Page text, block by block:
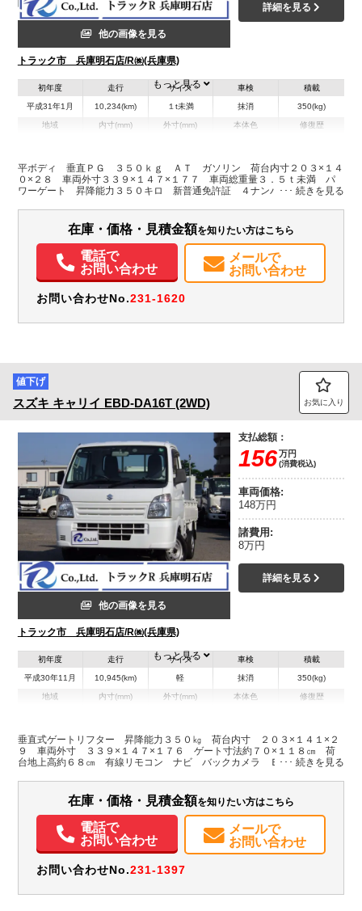
他の画像を見る
トラック市 兵庫明石店/R㈱(兵庫県)
詳細を見る
初年度
平成31年1月
走行
10,234(km)
サイズ
１t未満
車検
抹消
積載
350(kg)
地域 内寸(mm)
H:280
外寸(mm)
H:1,770
本体色 修復歴
装備情報
もっと見る
平ボディ 垂直ＰＧ ３５０ｋｇ ＡＴ ガソリン 荷台内寸２０３×１４
０×２８ 車両外寸３３９×１４７×１７７ 車両総重量３．５ｔ未満 パ
ワーゲート 昇降能力３５０キロ 新普通免許証 ４ナンバー エンジン
在庫・価格・見積金額を知りたい方はこちら
電話で
お問い合わせ
メールで
お問い合わせ
お問い合わせNo.231-1620
値下げ
スズキ キャリイ EBD-DA16T (2WD) お気に入り
他の画像を見る
トラック市 兵庫明石店/R㈱(兵庫県)
支払総額：
156万円
(消費税込)
車両価格:
148万円
諸費用:
8万円
詳細を見る
初年度
平成30年11月
走行
10,945(km)
サイズ
軽
車検
抹消
積載
350(kg)
地域 内寸(mm)
H:290
外寸(mm)
H:1,760
本体色 修復歴
装備情報
もっと見る
垂直式ゲートリフター 昇降能力３５０㎏ 荷台内寸 ２０３×１４１×２
９ 車両外寸 ３３９×１４７×１７６ ゲート寸法約７０×１１８㎝ 荷
台地上高約６８㎝ 有線リモコン ナビ バックカメラ ＥＴＣ ＡＴ
在庫・価格・見積金額を知りたい方はこちら
電話で
お問い合わせ
メールで
お問い合わせ
お問い合わせNo.231-1397